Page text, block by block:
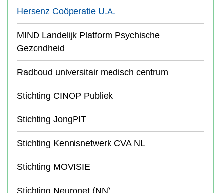
Hersenz Coöperatie U.A.
MIND Landelijk Platform Psychische
Gezondheid
Radboud universitair medisch centrum
Stichting CINOP Publiek
Stichting JongPIT
Stichting Kennisnetwerk CVA NL
Stichting MOVISIE
Stichting Neuronet (NN)